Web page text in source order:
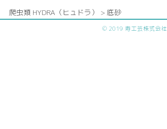
爬虫類 HYDRA（ヒュドラ） > 底砂
© 2019 寿工芸株式会社